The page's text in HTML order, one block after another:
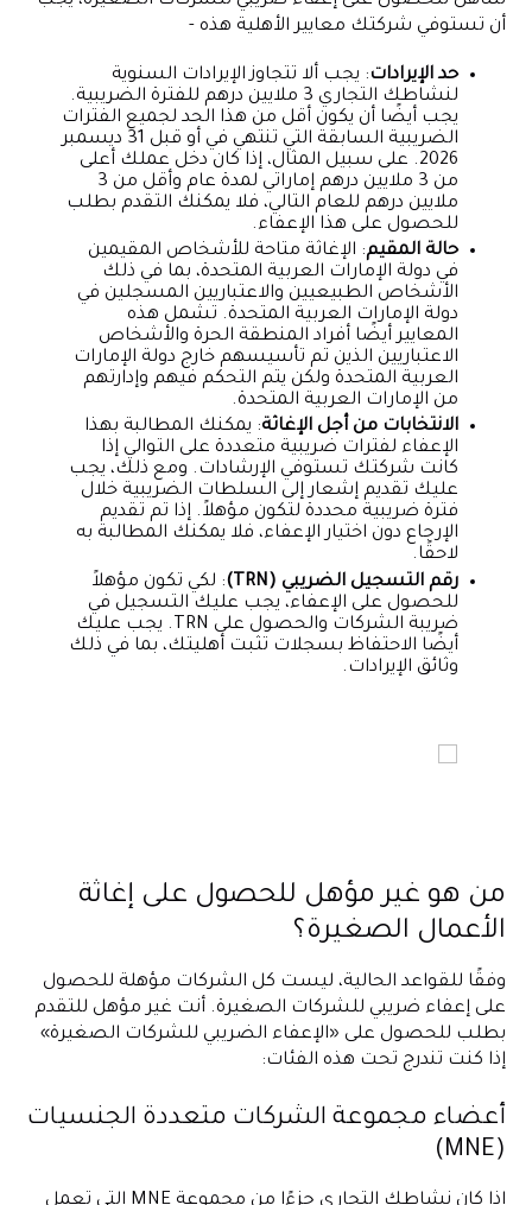
أن تستوفي شركتك معايير الأهلية هذه -
حد الإيرادات: يجب ألا تتجاوز الإيرادات السنوية
لنشاطك التجاري 3 ملايين درهم للفترة الضريبية.
يجب أيضًا أن يكون أقل من هذا الحد لجميع الفترات
الضريبية السابقة التي تنتهي في أو قبل 31 ديسمبر
2026. على سبيل المثال، إذا كان دخل عملك أعلى
من 3 ملايين درهم إماراتي لمدة عام وأقل من 3
ملايين درهم للعام التالي، فلا يمكنك التقدم بطلب
للحصول على هذا الإعفاء.
حالة المقيم: الإغاثة متاحة للأشخاص المقيمين
في دولة الإمارات العربية المتحدة، بما في ذلك
الأشخاص الطبيعيين والاعتباريين المسجلين في
دولة الإمارات العربية المتحدة. تشمل هذه
المعايير أيضًا أفراد المنطقة الحرة والأشخاص
الاعتباريين الذين تم تأسيسهم خارج دولة الإمارات
العربية المتحدة ولكن يتم التحكم فيهم وإدارتهم
من الإمارات العربية المتحدة.
الانتخابات من أجل الإغاثة: يمكنك المطالبة بهذا
الإعفاء لفترات ضريبية متعددة على التوالي إذا
كانت شركتك تستوفي الإرشادات. ومع ذلك، يجب
عليك تقديم إشعار إلى السلطات الضريبية خلال
فترة ضريبية محددة لتكون مؤهلاً. إذا تم تقديم
الإرجاع دون اختيار الإعفاء، فلا يمكنك المطالبة به
لاحقًا.
رقم التسجيل الضريبي (TRN)
: لكي تكون مؤهلاً
للحصول على الإعفاء، يجب عليك التسجيل في
ضريبة الشركات والحصول على TRN. يجب عليك
أيضًا الاحتفاظ بسجلات تثبت أهليتك، بما في ذلك
وثائق الإيرادات.
من هو غير مؤهل للحصول على إغاثة
الأعمال الصغيرة؟
وفقًا للقواعد الحالية، ليست كل الشركات مؤهلة للحصول
على إعفاء ضريبي للشركات الصغيرة. أنت غير مؤهل للتقدم
بطلب للحصول على «الإعفاء الضريبي للشركات الصغيرة»
إذا كنت تندرج تحت هذه الفئات:
أعضاء مجموعة الشركات متعددة الجنسيات
(MNE)